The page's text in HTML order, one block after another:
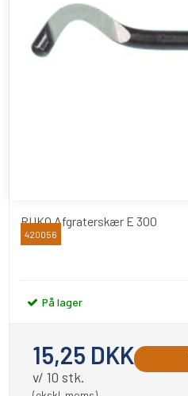
RUKO Afgraterskær E 300
RUKO
420056
På lager
15,25 DKK
v/ 10 stk.